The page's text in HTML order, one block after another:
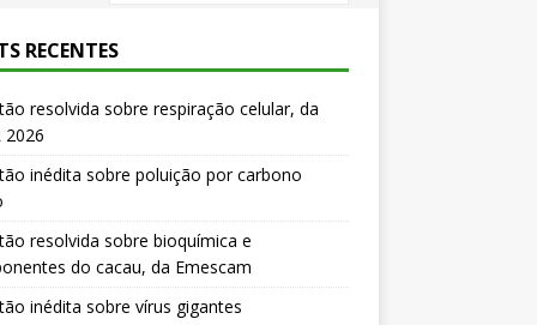
RECENTES
resolvida sobre respiração celular, da
2026
inédita sobre poluição por carbono
resolvida sobre bioquímica e
do cacau, da Emescam
inédita sobre vírus gigantes